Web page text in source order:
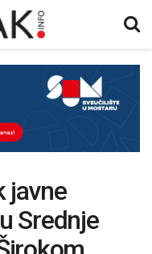
javne
Srednje